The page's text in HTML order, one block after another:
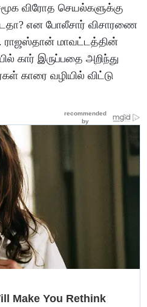
விரோத செயல்களுக்கு
என போலீசார் விசாரணை
ராஜஸ்தான் மாவட்டத்தின்
கார் இருப்பதை அறிந்து
காரை வழியில் விட்டு